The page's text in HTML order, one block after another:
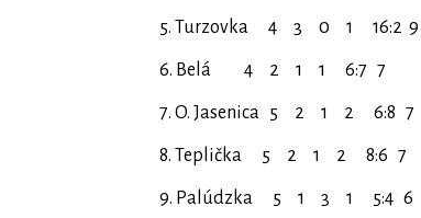
5. Turzovka 4 3 0 1 16:2 9
6. Belá 4 2 1 1 6:7 7
7. O. Jasenica 5 2 1 2 6:8 7
8. Teplička 5 2 1 2 8:6 7
9. Palúdzka 5 1 3 1 5:4 6